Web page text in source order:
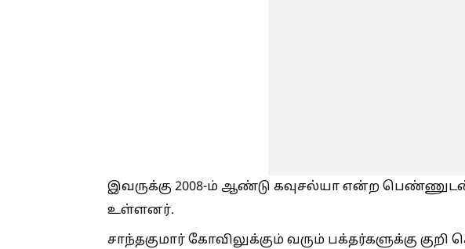
இவருக்கு 2008-ம் ஆண்டு கவுசல்யா என்ற
உள்ளனர்.
சாந்தகுமார் கோவிலுக்கும் வரும் பக்தர்களுக்கு